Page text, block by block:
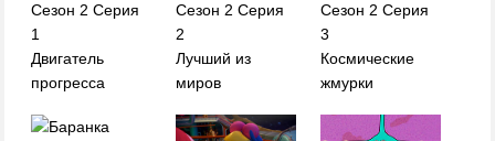
Сезон 2 Серия
1
Двигатель
прогресса
Сезон 2 Серия
2
Лучший из
миров
Сезон 2 Серия
3
Космические
жмурки